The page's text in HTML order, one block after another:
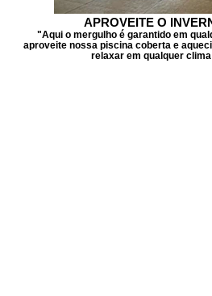
APROVEITE O
"Aqui o mergulho é garantido em
aproveite nossa piscina coberta e
relaxar em qualquer